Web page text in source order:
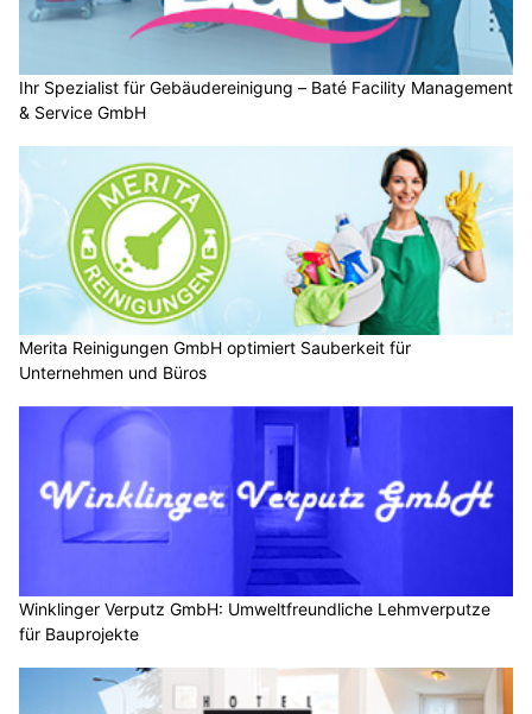
Ihr Spezialist für Gebäudereinigung – Baté Facility Management
& Service GmbH
Merita Reinigungen GmbH optimiert Sauberkeit für
Unternehmen und Büros
Winklinger Verputz GmbH: Umweltfreundliche Lehmverputze
für Bauprojekte